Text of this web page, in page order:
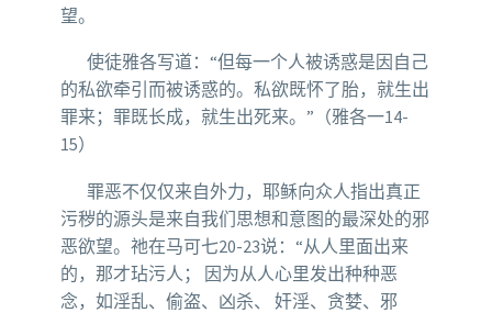
望。
使徒雅各写道：“但每一个人被诱惑是因自己
的私欲牵引而被诱惑的。私欲既怀了胎，就生出
罪来；罪既长成，就生出死来。”（雅各一14-
15）
罪恶不仅仅来自外力，耶稣向众人指出真正
污秽的源头是来自我们思想和意图的最深处的邪
恶欲望。祂在马可七20-23说：“从人里面出来
的，那才玷污人； 因为从人心里发出种种恶
念，如淫乱、偷盗、凶杀、 奸淫、贪婪、邪